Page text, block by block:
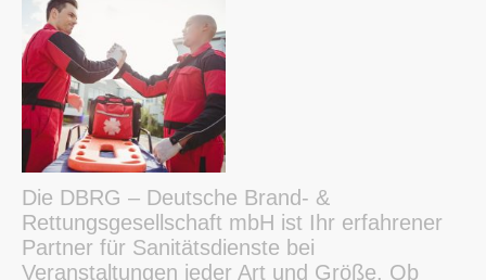
Die DBRG – Deutsche Brand- &
Rettungsgesellschaft mbH ist Ihr erfahrener
Partner für Sanitätsdienste bei
Veranstaltungen jeder Art und Größe. Ob